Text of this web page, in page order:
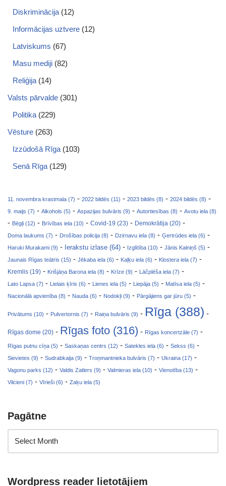
Diskriminācija (12)
Informācijas uztvere (12)
Latviskums (67)
Masu mediji (82)
Reliģija (14)
Valsts pārvalde (301)
Politika (229)
Vēsture (263)
Izzūdošā Rīga (103)
Senā Rīga (129)
11. novembra krastmala (7) - 2022 bildēs (11) - 2023 bildēs (8) - 2024 bildēs (8) -
9. maijs (7) - Alkohols (5) - Aspazijas bulvāris (9) - Autortiesības (8) - Avotu iela (8)
- Bēgļi (12) - Brīvības iela (10) - Covid-19 (23) - Demokrātija (20) -
Doma laukums (7) - Drošības policija (8) - Dzirnavu iela (8) - Ģertrūdes iela (6) -
Haruki Murakami (9) - Ierakstu izlase (64) - Izglītība (10) - Jānis Kalniņš (5) -
Jaunais Rīgas teātris (15) - Jēkaba iela (6) - Kaļķu iela (6) - Klostera iela (7) -
Kremlis (19) - Krišjāņa Barona iela (8) - Krīze (9) - Lāčplēša iela (7) -
Lato Lapsa (7) - Lielais ķīris (6) - Lienes iela (5) - Liepāja (5) - Matīsa iela (5) -
Nacionālā apvienība (8) - Nauda (6) - Nodokļi (9) - Pārgājiens gar jūru (5) -
Privātums (10) - Pulvertornis (7) - Raiņa bulvāris (9) - Rīga (388) -
Rīgas dome (20) - Rīgas foto (316) - Rīgas koncertzāle (7) -
Rīgas putnu cīņa (5) - Saskaņas centrs (12) - Satekles iela (6) - Sekss (6) -
Sievietes (9) - Sudrabkaija (9) - Troņmantnieka bulvāris (7) - Ukraina (17) -
Vagonu parks (12) - Valdis Zatlers (9) - Valmieras iela (10) - Vienotība (13) -
Vilcieni (7) - Vīrieši (6) - Zaķu iela (5)
Pagātne
Wordpress reader lietotājiem